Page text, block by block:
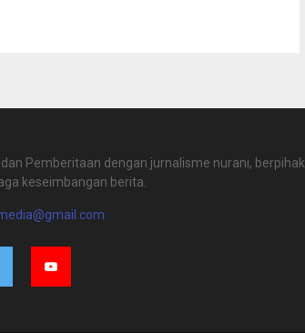
Pemberitaan dengan jurnalisme nurani, berpihak
keseimbangan berita.